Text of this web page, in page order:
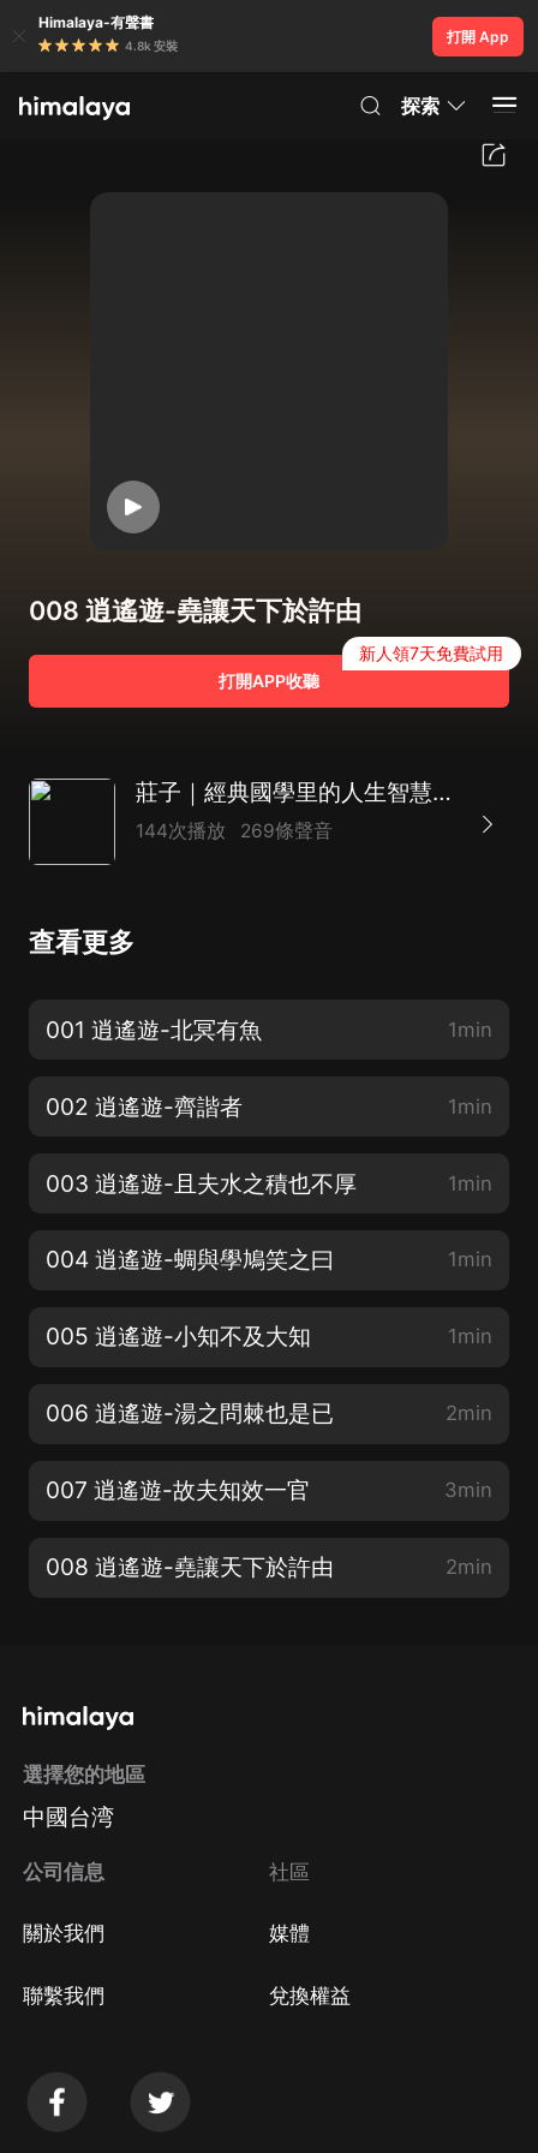
Himalaya-有聲書
4.8k 安裝
打開 App
探索
008 逍遙遊-堯讓天下於許由
打開APP收聽
新人領7天免費試用
莊子｜經典國學里的人生智慧，歷史名著典籍解讀
144次播放 269條聲音
查看更多
001 逍遙遊-北冥有魚 1min
002 逍遙遊-齊諧者 1min
003 逍遙遊-且夫水之積也不厚 1min
004 逍遙遊-蜩與學鳩笑之曰 1min
005 逍遙遊-小知不及大知 1min
006 逍遙遊-湯之問棘也是已 2min
007 逍遙遊-故夫知效一官 3min
008 逍遙遊-堯讓天下於許由 2min
選擇您的地區
中國台湾
公司信息
關於我們
聯繫我們
社區
媒體
兌換權益